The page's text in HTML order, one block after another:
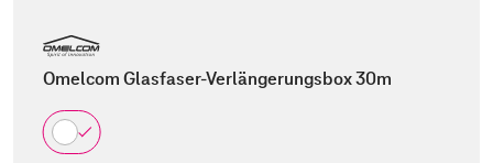
Omelcom Glasfaser-Verlängerungsbox 30m